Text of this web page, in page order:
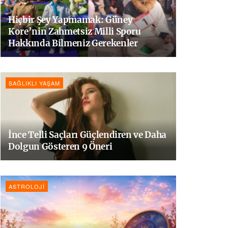
Hiçbir Şey Yapmamak: Güney
Kore’nin Zahmetsiz Milli Sporu
Hakkında Bilmeniz Gerekenler
SAĞLIKLI YAŞAM
İnce Telli Saçları Güçlendiren ve Daha
Dolgun Gösteren 9 Öneri
ASTROLOJI